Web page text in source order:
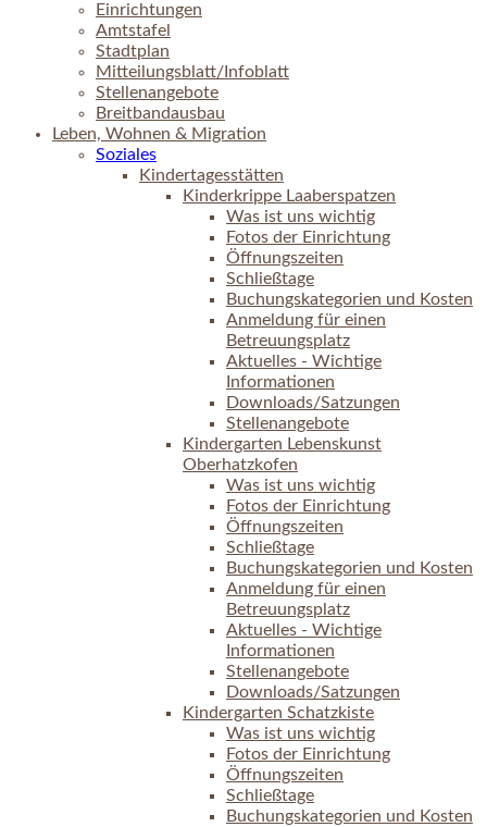
Einrichtungen
Amtstafel
Stadtplan
Mitteilungsblatt/Infoblatt
Stellenangebote
Breitbandausbau
Leben, Wohnen & Migration
Soziales
Kindertagesstätten
Kinderkrippe Laaberspatzen
Was ist uns wichtig
Fotos der Einrichtung
Öffnungszeiten
Schließtage
Buchungskategorien und Kosten
Anmeldung für einen
Betreuungsplatz
Aktuelles - Wichtige
Informationen
Downloads/Satzungen
Stellenangebote
Kindergarten Lebenskunst
Oberhatzkofen
Was ist uns wichtig
Fotos der Einrichtung
Öffnungszeiten
Schließtage
Buchungskategorien und Kosten
Anmeldung für einen
Betreuungsplatz
Aktuelles - Wichtige
Informationen
Stellenangebote
Downloads/Satzungen
Kindergarten Schatzkiste
Was ist uns wichtig
Fotos der Einrichtung
Öffnungszeiten
Schließtage
Buchungskategorien und Kosten